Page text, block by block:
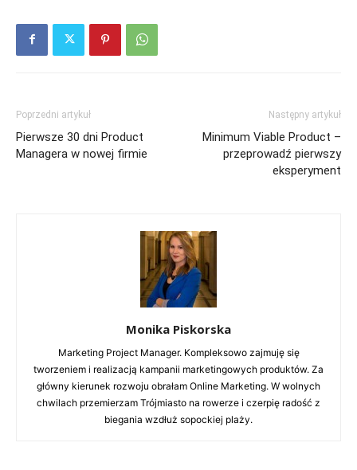
Poprzedni artykuł
Pierwsze 30 dni Product
Managera w nowej firmie
Następny artykuł
Minimum Viable Product –
przeprowadź pierwszy
eksperyment
Monika Piskorska
Marketing Project Manager. Kompleksowo zajmuję się
tworzeniem i realizacją kampanii marketingowych produktów. Za
główny kierunek rozwoju obrałam Online Marketing. W wolnych
chwilach przemierzam Trójmiasto na rowerze i czerpię radość z
biegania wzdłuż sopockiej plaży.